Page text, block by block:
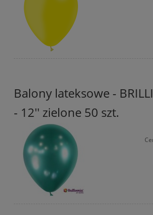
Balony lateksowe -
- 12'' zielone 50 szt.